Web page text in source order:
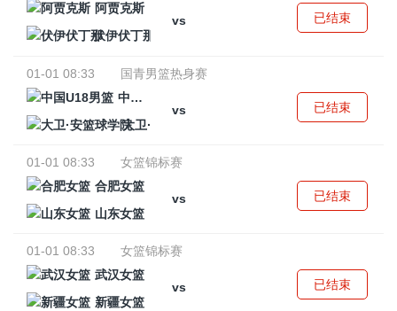
阿贾克斯
vs
伏伊伏丁那
已结束
01-01 08:33
国青男篮热身赛
中国U18男篮
vs
大卫·安篮球学院
已结束
01-01 08:33
女篮锦标赛
合肥女篮
vs
山东女篮
已结束
01-01 08:33
女篮锦标赛
武汉女篮
vs
新疆女篮
已结束